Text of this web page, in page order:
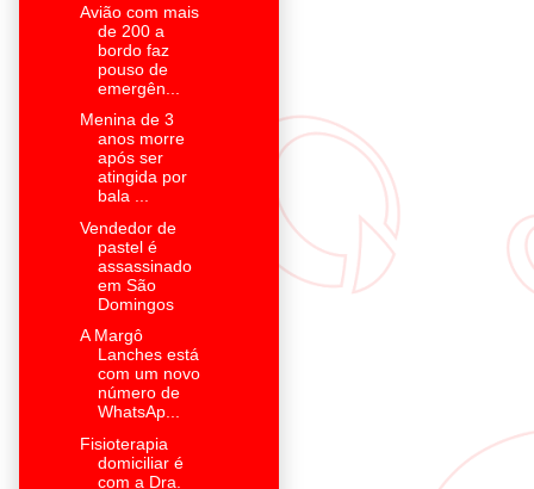
Avião com mais
de 200 a
bordo faz
pouso de
emergên...
Menina de 3
anos morre
após ser
atingida por
bala ...
Vendedor de
pastel é
assassinado
em São
Domingos
A Margô
Lanches está
com um novo
número de
WhatsAp...
Fisioterapia
domiciliar é
com a Dra.